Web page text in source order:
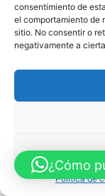
consentimiento de
el comportamiento de
sitio. No consentir o
negativamente a
Política de
© Guia Telefónica
¿Cómo